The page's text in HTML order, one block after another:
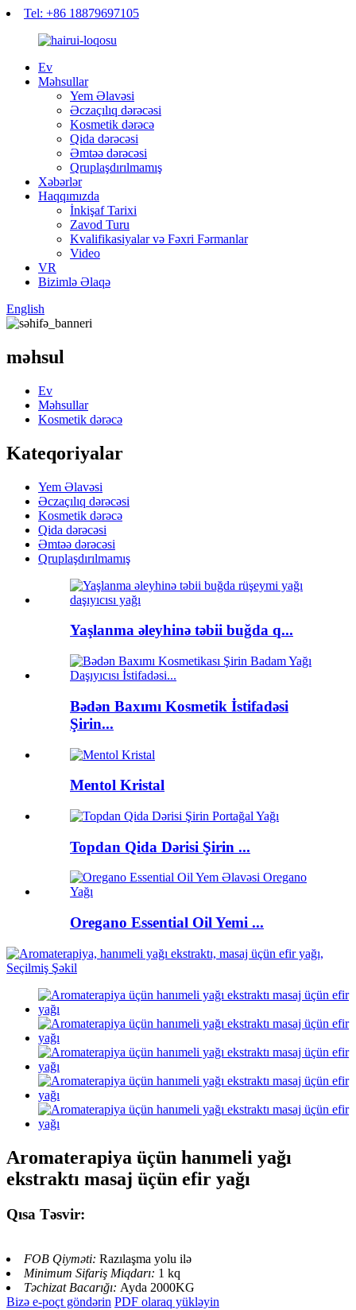
Tel: +86 18879697105
Ev
Məhsullar
Yem Əlavəsi
Əczaçılıq dərəcəsi
Kosmetik dərəcə
Qida dərəcəsi
Əmtəə dərəcəsi
Qruplaşdırılmamış
Xəbərlər
Haqqımızda
İnkişaf Tarixi
Zavod Turu
Kvalifikasiyalar və Fəxri Fərmanlar
Video
VR
Bizimlə Əlaqə
English
məhsul
Ev
Məhsullar
Kosmetik dərəcə
Kateqoriyalar
Yem Əlavəsi
Əczaçılıq dərəcəsi
Kosmetik dərəcə
Qida dərəcəsi
Əmtəə dərəcəsi
Qruplaşdırılmamış
Yaşlanma əleyhinə təbii buğda q...
Bədən Baxımı Kosmetik İstifadəsi
Şirin...
Mentol Kristal
Topdan Qida Dərisi Şirin ...
Oregano Essential Oil Yemi ...
Aromaterapiya üçün hanımeli yağı
ekstraktı masaj üçün efir yağı
Qısa Təsvir:
FOB Qiyməti: Razılaşma yolu ilə
Minimum Sifariş Miqdarı: 1 kq
Təchizat Bacarığı: Ayda 2000KG
Bizə e-poçt göndərin PDF olaraq yükləyin